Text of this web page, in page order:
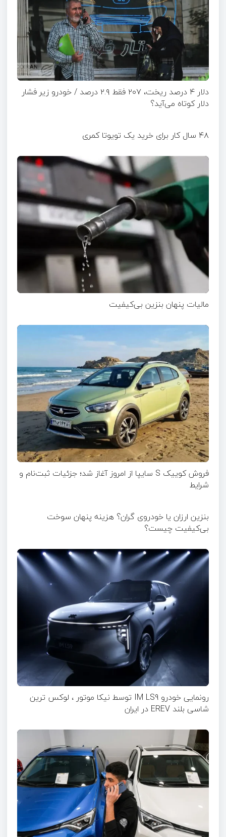
دلار ۴ درصد ریخت، ۲۰۷ فقط ۲.۹ درصد / خودرو زیر فشار
دلار کوتاه می‌آید؟
۴۸ سال کار برای خرید یک تویوتا کمری
مالیات پنهان بنزین بی‌کیفیت
فروش کوییک S سایپا از امروز آغاز شد؛ جزئیات ثبت‌نام و
شرایط
بنزین ارزان یا خودروی گران؟ هزینه پنهان سوخت
بی‌کیفیت چیست؟
رونمایی خودرو IM LS9 توسط نیکا موتور ، لوکس ترین
شاسی بلند EREV در ایران